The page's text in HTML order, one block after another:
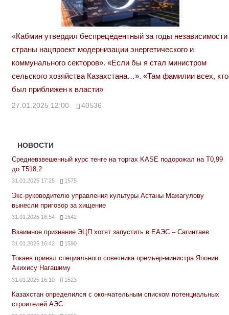
«Кабмин утвердил беспрецедентный за годы независимости
страны нацпроект модернизации энергетического и
коммунального секторов». «Если бы я стал министром
сельского хозяйства Казахстана…». «Там фамилии всех, кто
был приближен к власти»
27.01.2025 12:00 40536
НОВОСТИ
Средневзвешенный курс тенге на торгах KASE подорожал на Т0,99
до Т518,2
31.01.2025 17:25 1575
Экс-руководителю управления культуры Астаны Мажагулову
вынесли приговор за хищение
31.01.2025 16:54 1642
Взаимное признание ЭЦП хотят запустить в ЕАЭС – Сагинтаев
31.01.2025 16:42 1590
Токаев принял специального советника премьер-министра Японии
Акихису Нагашиму
31.01.2025 16:10 1523
Казахстан определился с окончательным списком потенциальных
строителей АЭС